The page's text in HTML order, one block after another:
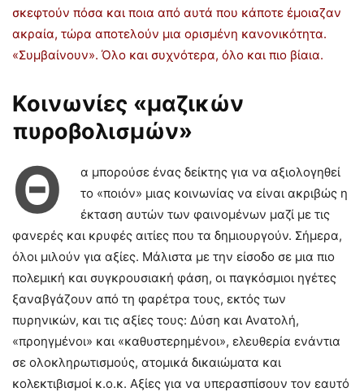
σκεφτούν πόσα και ποια από αυτά που κάποτε έμοιαζαν
ακραία, τώρα αποτελούν μια ορισμένη κανονικότητα.
«Συμβαίνουν». Όλο και συχνότερα, όλο και πιο βίαια.
Κοινωνίες «μαζικών
πυροβολισμών»
Θ
α μπορούσε ένας δείκτης για να αξιολογηθεί
το «ποιόν» μιας κοινωνίας να είναι ακριβώς η
έκταση αυτών των φαινομένων μαζί με τις
φανερές και κρυφές αιτίες που τα δημιουργούν. Σήμερα,
όλοι μιλούν για αξίες. Μάλιστα με την είσοδο σε μια πιο
πολεμική και συγκρουσιακή φάση, οι παγκόσμιοι ηγέτες
ξαναβγάζουν από τη φαρέτρα τους, εκτός των
πυρηνικών, και τις αξίες τους: Δύση και Ανατολή,
«προηγμένοι» και «καθυστερημένοι», ελευθερία ενάντια
σε ολοκληρωτισμούς, ατομικά δικαιώματα και
κολεκτιβισμοί κ.ο.κ. Αξίες για να υπερασπίσουν τον εαυτό